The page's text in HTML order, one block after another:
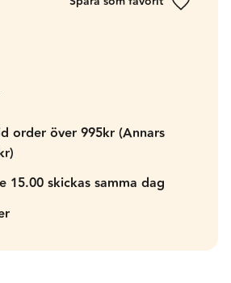
Lägg till
order över 995kr (Annars
15.00 skickas samma dag